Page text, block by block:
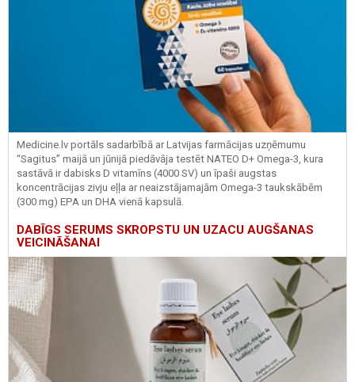
Medicine.lv portāls sadarbībā ar Latvijas farmācijas uzņēmumu
“Sagitus” maijā un jūnijā piedāvāja testēt NATEO D+ Omega-3, kura
sastāvā ir dabisks D vitamīns (4000 SV) un īpaši augstas
koncentrācijas zivju eļļa ar neaizstājamajām Omega-3 taukskābēm
(300 mg) EPA un DHA vienā kapsulā.
DABĪGS SERUMS SKROPSTU UN UZACU AUGŠANAS
VEICINĀŠANAI